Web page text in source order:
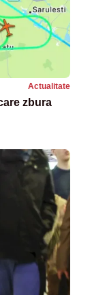
Actualitate
zbura